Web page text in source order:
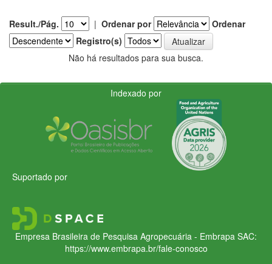
Result./Pág. | Ordenar por
Ordenar
Registro(s)
Não há resultados para sua busca.
Indexado por
Suportado por
Empresa Brasileira de Pesquisa Agropecuária - Embrapa SAC:
https://www.embrapa.br/fale-conosco